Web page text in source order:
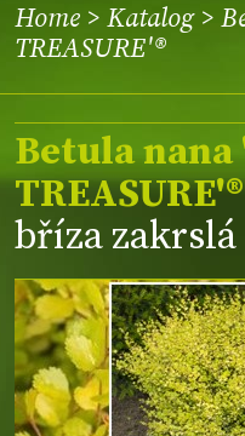
Home > Katalog>
TREASURE'®
Betula nana
TREASURE'®
bříza zakrslá